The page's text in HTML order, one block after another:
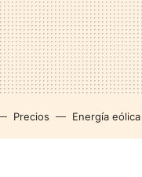
Precios Energía eólica